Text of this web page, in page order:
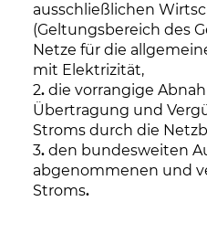
ausschließlichen
(Geltungsbereich des
Netze für die
mit Elektrizität,
2. die vorrangige
Übertragung und
Stroms durch die
3. den bundesweiten
abgenommenen und
Stroms.